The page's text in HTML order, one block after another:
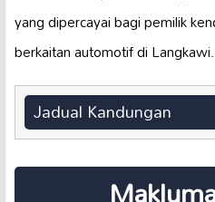
yang dipercayai bagi pemilik
berkaitan automotif di Langkawi.
Jadual Kandungan